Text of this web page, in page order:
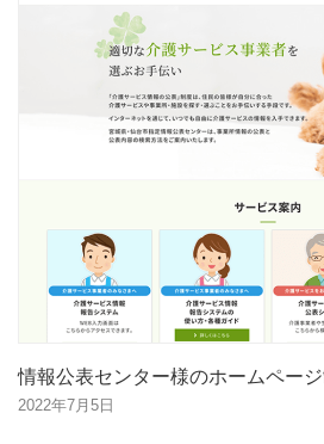
情報公表センター様のホームペー
2022年7月5日